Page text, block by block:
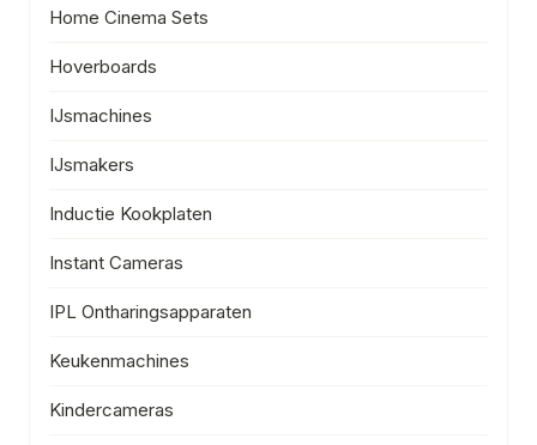
Home Cinema Sets
Hoverboards
IJsmachines
IJsmakers
Inductie Kookplaten
Instant Cameras
IPL Ontharingsapparaten
Keukenmachines
Kindercameras